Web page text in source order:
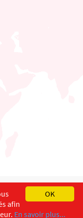
OK
afin
En savoir plus...